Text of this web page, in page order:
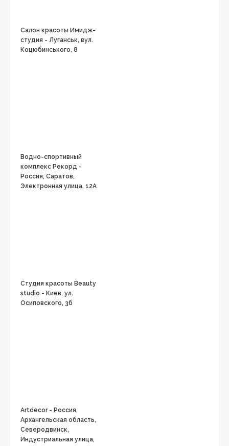
Салон красоты Имидж-
студия - Луганськ, вул.
Коцюбинського, 8
Водно-спортивный
комплекс Рекорд -
Россия, Саратов,
Электронная улица, 12А
Студия красоты Beauty
studio - Киев, ул.
Осиповского, 3б
Artdecor - Россия,
Архангельская область,
Северодвинск,
Индустриальная улица,